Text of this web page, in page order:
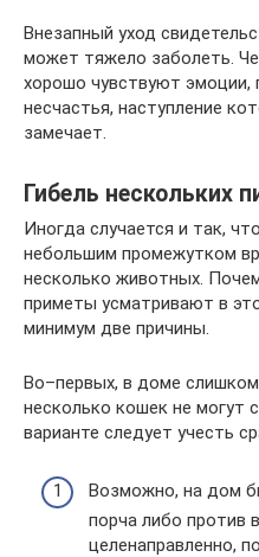
Внезапный уход
может тяжело заболеть.
хорошо чувствуют
несчастья, наступление
замечает.
Гибель нескольких
Иногда случается и так,
небольшим промежутком
несколько животных.
приметы усматривают в
минимум две причины.
Во–первых, в доме
несколько кошек не могут
варианте следует учесть
Возможно, на дом
порча либо против
целенаправленно,